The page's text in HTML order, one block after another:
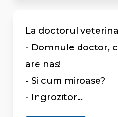
La doctorul
- Domnule doctor,
are nas!
- Si cum miroase?
- Ingrozitor...